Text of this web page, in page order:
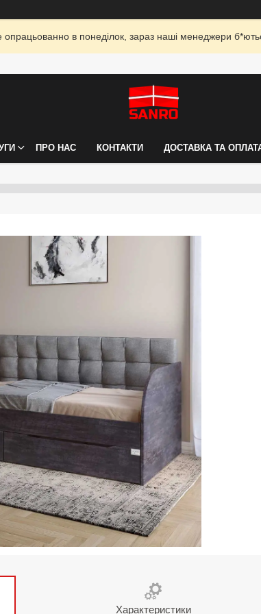
в понеділок, зараз наші менеджери
ПРО НАС КОНТАКТИ ДОСТАВКА ТА
Характеристики